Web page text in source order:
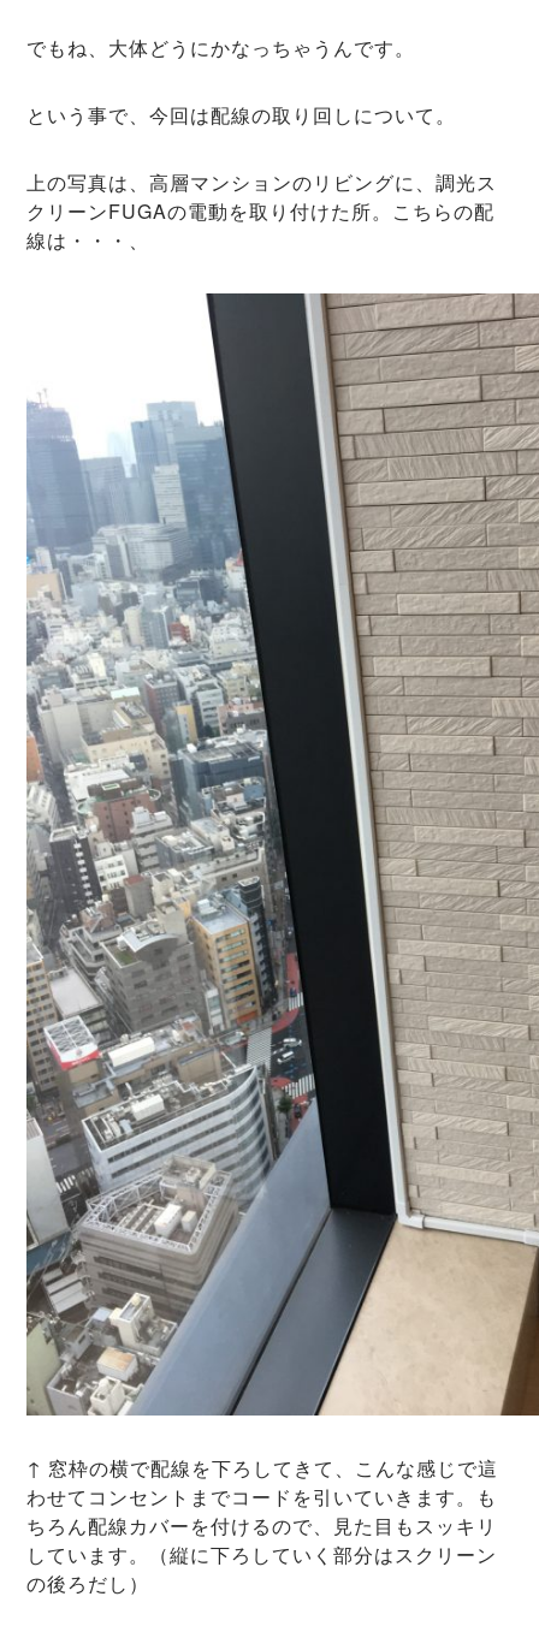
でもね、大体どうにかなっちゃうんです。
という事で、今回は配線の取り回しについて。
上の写真は、高層マンションのリビングに、調光ス
クリーンFUGAの電動を取り付けた所。こちらの配
線は・・・、
↑ 窓枠の横で配線を下ろしてきて、こんな感じで這
わせてコンセントまでコードを引いていきます。も
ちろん配線カバーを付けるので、見た目もスッキリ
しています。（縦に下ろしていく部分はスクリーン
の後ろだし）